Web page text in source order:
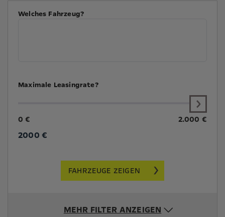
Welches Fahrzeug?
Maximale Leasingrate?
0 € 2.000 €
2000 €
FAHRZEUGE ZEIGEN
MEHR FILTER ANZEIGEN